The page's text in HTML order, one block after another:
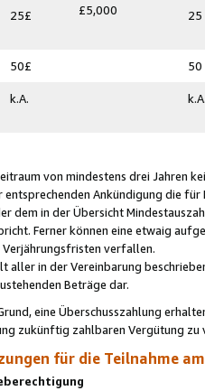
25£ £5,000 25
50£ 50
k.A.
von mindestens drei Jahren
entsprechenden Ankündigung die
dem in der Übersicht
Ferner können eine etwaig
verfallen.
aller in der Vereinbarung
Beträge dar.
eine Überschusszahlung
zukünftig zahlbaren Vergütung zu
für die Teilnahme